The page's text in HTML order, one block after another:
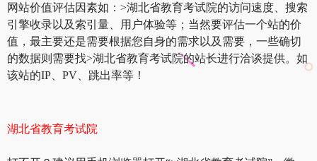
网站价值评估因素如：>湖北省教育考试院的访问速度、搜索
引擎收录以及索引量、用户体验等；当然要评估一个站的价
值，最主要还是需要根据您自身的需求以及需要，一些确切
的数据则需要找>湖北省教育考试院的站长进行洽谈提供。如
该站的IP、PV、跳出率等！
湖北省教育考试院